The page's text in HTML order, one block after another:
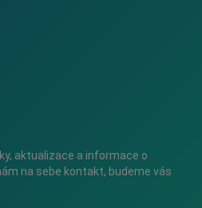
aktualizace a informace o
na sebe kontakt, budeme vás